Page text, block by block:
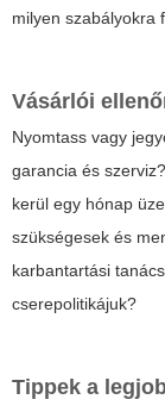
milyen szabályokra
Vásárlói
Nyomtass vagy
garancia és
kerül egy hónap
szükségesek és
karbantartási
cserepolitikájuk?
Tippek a